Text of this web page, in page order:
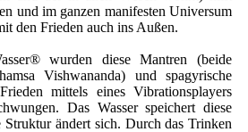
und im ganzen manifesten Universum
den Frieden auch ins Außen.
wurden diese Mantren (beide
Vishwananda) und spagyrische
mittels eines Vibrationsplayers
Das Wasser speichert diese
ändert sich. Durch das Trinken